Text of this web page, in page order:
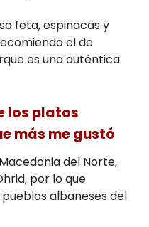
feta, espinacas y
el de
es una auténtica
los platos
más me gustó
del Norte,
por lo que
albaneses del